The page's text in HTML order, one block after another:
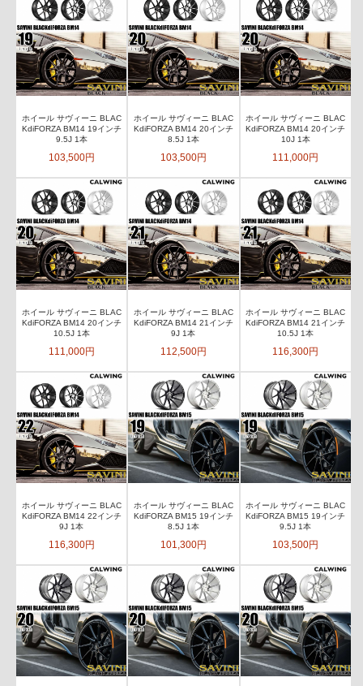
ホイール サヴィーニ BLAC
KdiFORZA BM14 19インチ
9.5J 1本
103,500円
ホイール サヴィーニ BLAC
KdiFORZA BM14 20インチ
8.5J 1本
103,500円
ホイール サヴィーニ BLAC
KdiFORZA BM14 20インチ
10J 1本
111,000円
ホイール サヴィーニ BLAC
KdiFORZA BM14 20インチ
10.5J 1本
111,000円
ホイール サヴィーニ BLAC
KdiFORZA BM14 21インチ
9J 1本
112,500円
ホイール サヴィーニ BLAC
KdiFORZA BM14 21インチ
10.5J 1本
116,300円
ホイール サヴィーニ BLAC
KdiFORZA BM14 22インチ
9J 1本
116,300円
ホイール サヴィーニ BLAC
KdiFORZA BM15 19インチ
8.5J 1本
101,300円
ホイール サヴィーニ BLAC
KdiFORZA BM15 19インチ
9.5J 1本
103,500円